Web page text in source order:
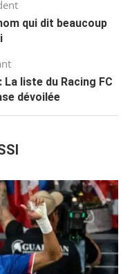
qui dit beaucoup
La liste du Racing FC
dévoilée